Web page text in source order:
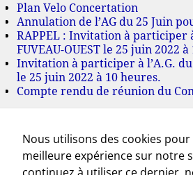
Plan Velo Concertation
Annulation de l’AG du 25 Juin
RAPPEL : Invitation à participer
FUVEAU-OUEST le 25 juin 2022
Invitation à participer à l’A.G. du
le 25 juin 2022 à 10 heures.
Compte rendu de réunion du
juillet 2022
juin 2022
mai 2022
Nous utilisons des cookies
meilleure expérience sur notre